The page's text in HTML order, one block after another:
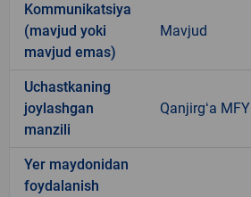
Kommunikatsiya
(mavjud yoki
mavjud emas)
Mavjud
Uchastkaning
joylashgan
manzili
Qanjirgʻa MFY
Yer maydonidan
foydalanish